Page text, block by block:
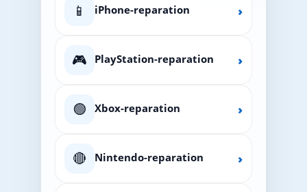
📱 iPhone-reparation ›
🎮 PlayStation-reparation ›
🟢 Xbox-reparation ›
🔴 Nintendo-reparation ›